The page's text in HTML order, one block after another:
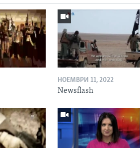
НОЕМВРИ 11, 2022
Newsflash